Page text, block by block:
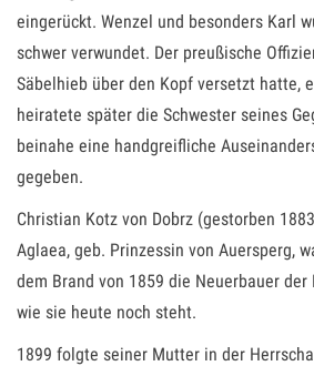
eingerückt. Wenzel und besonders Karl
schwer verwundet. Der preußische
Säbelhieb über den Kopf versetzt hatte,
heiratete später die Schwester seines
beinahe eine handgreifliche
gegeben.
Christian Kotz von Dobrz (gestorben
Aglaea, geb. Prinzessin von Auersperg,
dem Brand von 1859 die Neuerbauer
wie sie heute noch steht.
1899 folgte seiner Mutter in der